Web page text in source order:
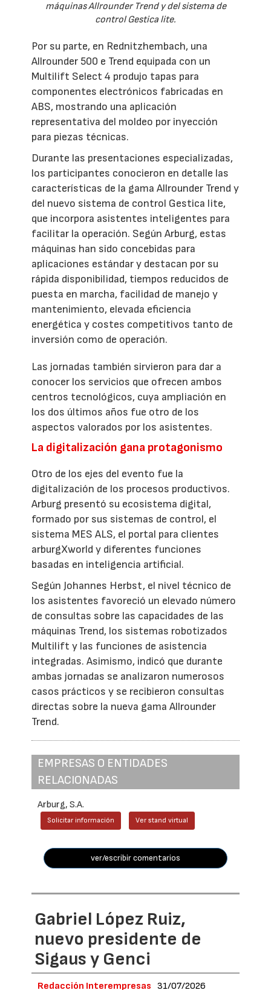
máquinas Allrounder Trend y del sistema de
control Gestica lite.
Por su parte, en Rednitzhembach, una
Allrounder 500 e Trend equipada con un
Multilift Select 4 produjo tapas para
componentes electrónicos fabricadas en
ABS, mostrando una aplicación
representativa del moldeo por inyección
para piezas técnicas.
Durante las presentaciones especializadas,
los participantes conocieron en detalle las
características de la gama Allrounder Trend y
del nuevo sistema de control Gestica lite,
que incorpora asistentes inteligentes para
facilitar la operación. Según Arburg, estas
máquinas han sido concebidas para
aplicaciones estándar y destacan por su
rápida disponibilidad, tiempos reducidos de
puesta en marcha, facilidad de manejo y
mantenimiento, elevada eficiencia
energética y costes competitivos tanto de
inversión como de operación.
Las jornadas también sirvieron para dar a
conocer los servicios que ofrecen ambos
centros tecnológicos, cuya ampliación en
los dos últimos años fue otro de los
aspectos valorados por los asistentes.
La digitalización gana protagonismo
Otro de los ejes del evento fue la
digitalización de los procesos productivos.
Arburg presentó su ecosistema digital,
formado por sus sistemas de control, el
sistema MES ALS, el portal para clientes
arburgXworld y diferentes funciones
basadas en inteligencia artificial.
Según Johannes Herbst, el nivel técnico de
los asistentes favoreció un elevado número
de consultas sobre las capacidades de las
máquinas Trend, los sistemas robotizados
Multilift y las funciones de asistencia
integradas. Asimismo, indicó que durante
ambas jornadas se analizaron numerosos
casos prácticos y se recibieron consultas
directas sobre la nueva gama Allrounder
Trend.
EMPRESAS O ENTIDADES
RELACIONADAS
Arburg, S.A.
Solicitar información Ver stand virtual
ver/escribir comentarios
Gabriel López Ruiz,
nuevo presidente de
Sigaus y Genci
Redacción Interempresas 31/07/2026